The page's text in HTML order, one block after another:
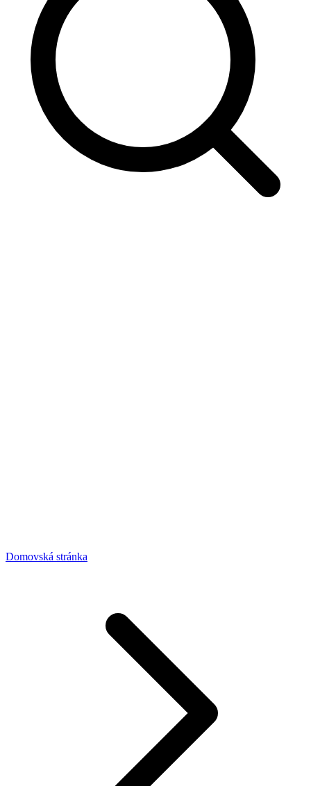
Domovská stránka